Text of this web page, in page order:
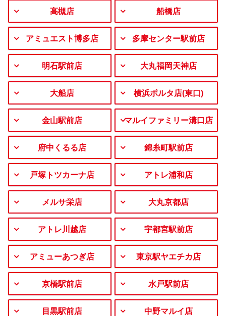
高槻店 船橋店
アミュエスト博多店 多摩センター駅前店
明石駅前店 大丸福岡天神店
大船店 横浜ポルタ店(東口)
金山駅前店 マルイファミリー溝口店
府中くるる店 錦糸町駅前店
戸塚トツカーナ店 アトレ浦和店
メルサ栄店 大丸京都店
アトレ川越店 宇都宮駅前店
アミューあつぎ店 東京駅ヤエチカ店
京橋駅前店 水戸駅前店
目黒駅前店 中野マルイ店